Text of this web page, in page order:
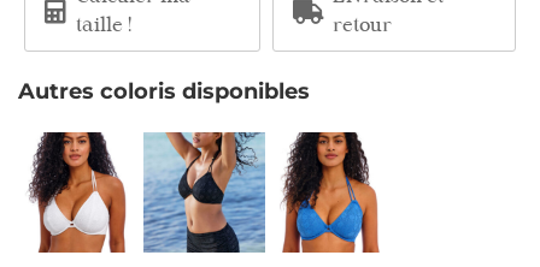
taille !
retour
Autres coloris disponibles